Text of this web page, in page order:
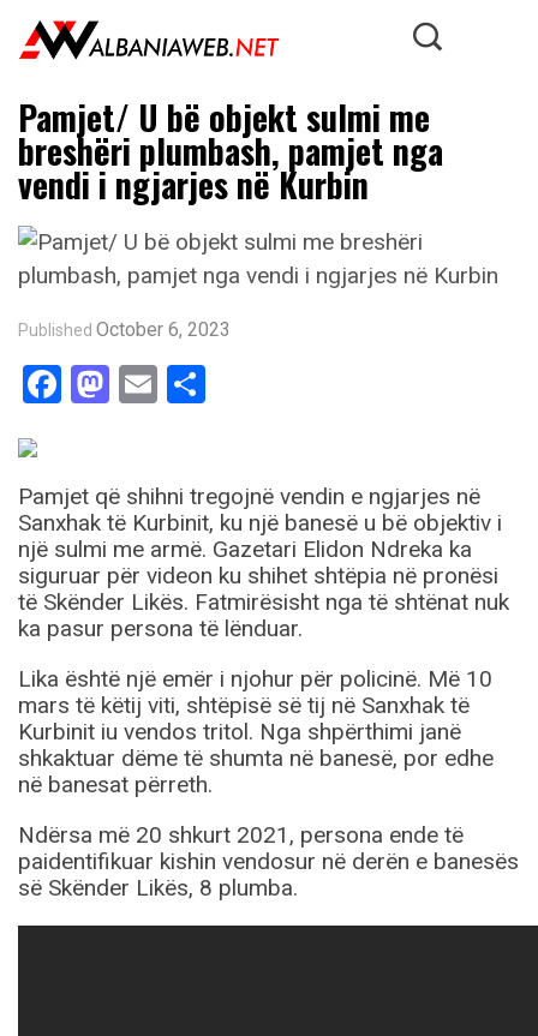
Pamjet/ U bë objekt sulmi me
breshëri plumbash, pamjet nga
vendi i ngjarjes në Kurbin
Published October 6, 2023
Facebook
Mastodon
Email
Pamjet që shihni tregojnë vendin e ngjarjes në
Sanxhak të Kurbinit, ku një banesë u bë objektiv i
një sulmi me armë. Gazetari Elidon Ndreka ka
siguruar për videon ku shihet shtëpia në pronësi
të Skënder Likës. Fatmirësisht nga të shtënat nuk
ka pasur persona të lënduar.
Lika është një emër i njohur për policinë. Më 10
mars të këtij viti, shtëpisë së tij në Sanxhak të
Kurbinit iu vendos tritol. Nga shpërthimi janë
shkaktuar dëme të shumta në banesë, por edhe
në banesat përreth.
Ndërsa më 20 shkurt 2021, persona ende të
paidentifikuar kishin vendosur në derën e banesës
së Skënder Likës, 8 plumba.